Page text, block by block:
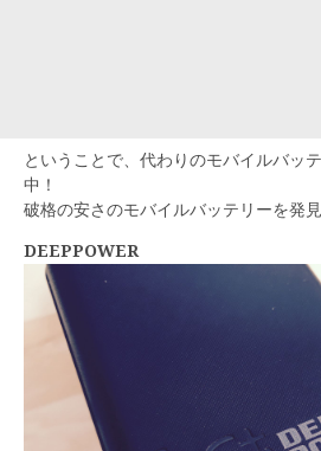
ということで、代わりのモバイルバッ
中！
破格の安さのモバイルバッテリーを発
DEEPPOWER